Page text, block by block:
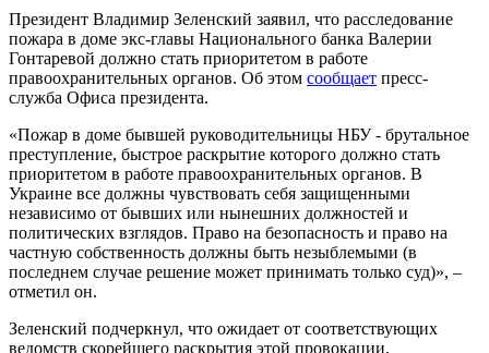
Президент Владимир Зеленский заявил, что расследование
пожара в доме экс-главы Национального банка Валерии
Гонтаревой должно стать приоритетом в работе
правоохранительных органов. Об этом сообщает пресс-
служба Офиса президента.
«Пожар в доме бывшей руководительницы НБУ - брутальное
преступление, быстрое раскрытие которого должно стать
приоритетом в работе правоохранительных органов. В
Украине все должны чувствовать себя защищенными
независимо от бывших или нынешних должностей и
политических взглядов. Право на безопасность и право на
частную собственность должны быть незыблемыми (в
последнем случае решение может принимать только суд)», –
отметил он.
Зеленский подчеркнул, что ожидает от соответствующих
ведомств скорейшего раскрытия этой провокации.